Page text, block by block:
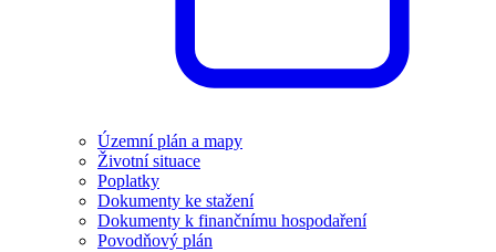
Územní plán a mapy
Životní situace
Poplatky
Dokumenty ke stažení
Dokumenty k finančnímu hospodaření
Povodňový plán